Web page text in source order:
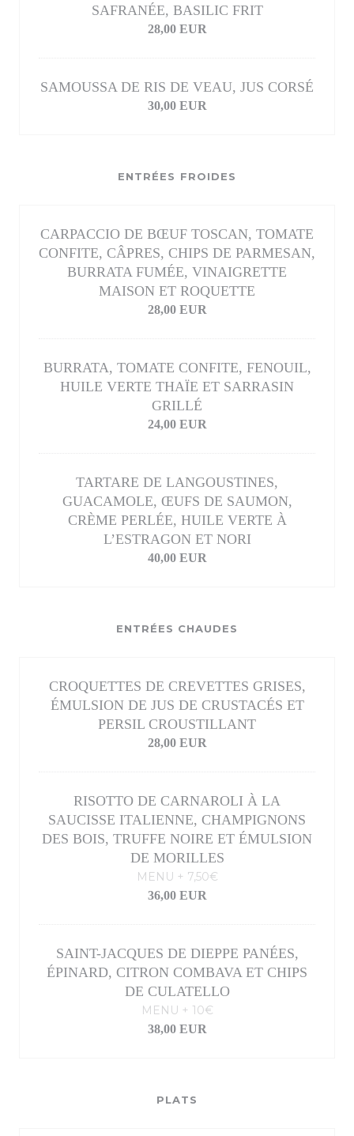
SAFRANÉE, BASILIC FRIT
28,00 EUR
SAMOUSSA DE RIS DE VEAU, JUS CORSÉ
30,00 EUR
ENTRÉES FROIDES
CARPACCIO DE BŒUF TOSCAN, TOMATE
CONFITE, CÂPRES, CHIPS DE PARMESAN,
BURRATA FUMÉE, VINAIGRETTE
MAISON ET ROQUETTE
28,00 EUR
BURRATA, TOMATE CONFITE, FENOUIL,
HUILE VERTE THAÏE ET SARRASIN
GRILLÉ
24,00 EUR
TARTARE DE LANGOUSTINES,
GUACAMOLE, ŒUFS DE SAUMON,
CRÈME PERLÉE, HUILE VERTE À
L’ESTRAGON ET NORI
40,00 EUR
ENTRÉES CHAUDES
CROQUETTES DE CREVETTES GRISES,
ÉMULSION DE JUS DE CRUSTACÉS ET
PERSIL CROUSTILLANT
28,00 EUR
RISOTTO DE CARNAROLI À LA
SAUCISSE ITALIENNE, CHAMPIGNONS
DES BOIS, TRUFFE NOIRE ET ÉMULSION
DE MORILLES
MENU + 7,50€
36,00 EUR
SAINT-JACQUES DE DIEPPE PANÉES,
ÉPINARD, CITRON COMBAVA ET CHIPS
DE CULATELLO
MENU + 10€
38,00 EUR
PLATS